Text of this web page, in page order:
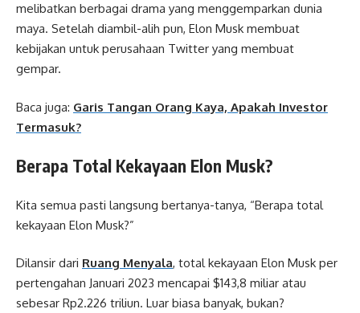
melibatkan berbagai drama yang menggemparkan dunia
maya. Setelah diambil-alih pun, Elon Musk membuat
kebijakan untuk perusahaan Twitter yang membuat
gempar.
Baca juga: Garis Tangan Orang Kaya, Apakah Investor
Termasuk?
Berapa Total Kekayaan Elon Musk?
Kita semua pasti langsung bertanya-tanya, “Berapa total
kekayaan Elon Musk?”
Dilansir dari Ruang Menyala, total kekayaan Elon Musk per
pertengahan Januari 2023 mencapai $143,8 miliar atau
sebesar Rp2.226 triliun. Luar biasa banyak, bukan?